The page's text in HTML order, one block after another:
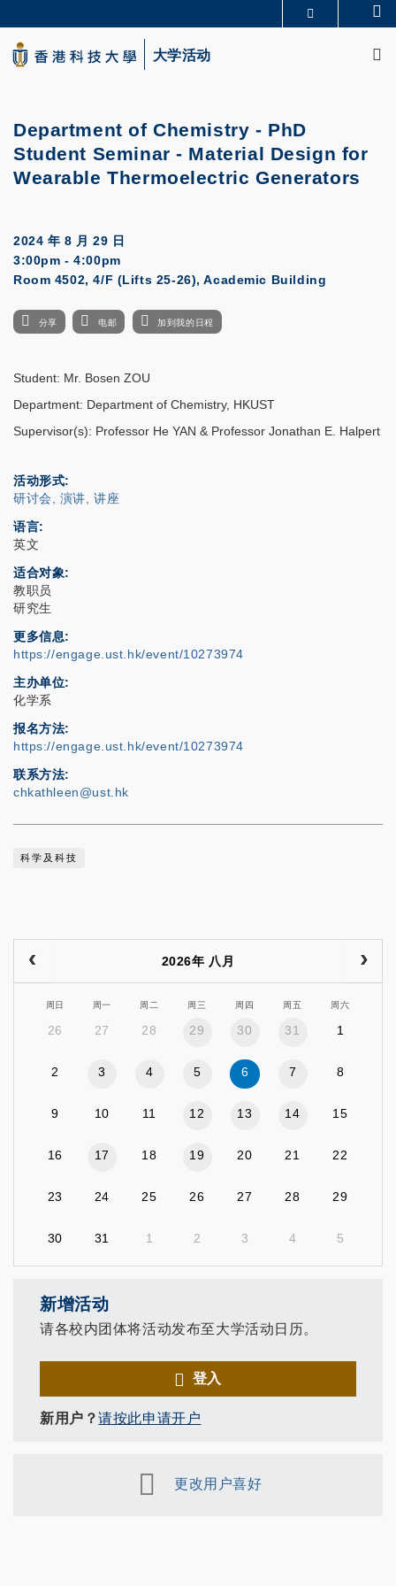
to
main
content
生活@科大
大学活动
Department of Chemistry - PhD
Student Seminar - Material Design for
Wearable Thermoelectric Generators
2024 年 8 月 29 日
3:00pm - 4:00pm
Room 4502, 4/F (Lifts 25-26), Academic Building
分享 电邮 加到我的日程
Student: Mr. Bosen ZOU
Department: Department of Chemistry, HKUST
Supervisor(s): Professor He YAN & Professor Jonathan E. Halpert
活动形式
研讨会, 演讲, 讲座
语言
英文
适合对象
教职员
研究生
更多信息
https://engage.ust.hk/event/10273974
主办单位
化学系
报名方法
https://engage.ust.hk/event/10273974
联系方法
chkathleen@ust.hk
科学及科技
2026年 八月
周日 周一 周二 周三 周四 周五 周六
26 27 28 29 30 31 1
2 3 4 5 6 7 8
9 10 11 12 13 14 15
16 17 18 19 20 21 22
23 24 25 26 27 28 29
30 31 1 2 3 4 5
新增活动
请各校内团体将活动发布至大学活动日历。
登入
新用户？请按此申请开户
更改用户喜好